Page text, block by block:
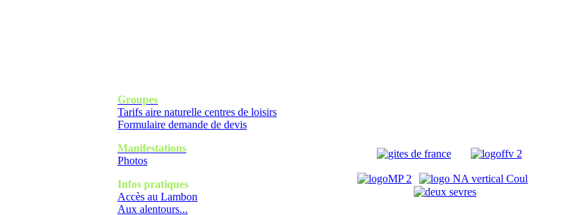
Groupes
Tarifs aire naturelle centres de loisirs
Formulaire demande de devis
Manifestations
Photos
Infos pratiques
Accès au Lambon
Aux alentours...